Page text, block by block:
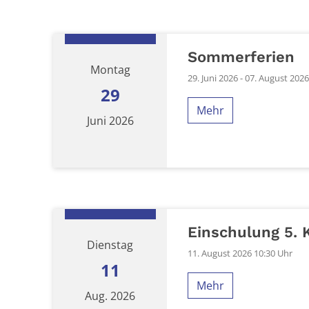
Montag
29
Juni 2026
Sommerferien
29. Juni 2026 - 07. August 2026
Mehr
Dienstag
11
Aug. 2026
Einschulung 5.
11. August 2026 10:30 Uhr
Mehr